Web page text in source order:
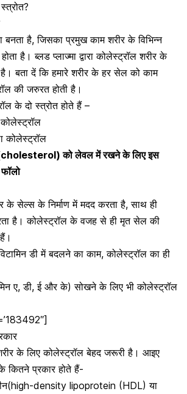
बनता है, जिसका प्रमुख काम शरीर के विभिन्न
होता है। ब्लड प्लाज्मा द्वारा कोलेस्ट्रॉल शरीर के
बता दें कि हमारे शरीर के हर सेल को काम
की जरुरत होती है।
के दो स्त्रोत होते हैं –
कोलेस्ट्रॉल
कोलेस्ट्रॉल
को लेवल में रखने के लिए इस
के सेल्स के निर्माण में मदद करता है, साथ ही
है। कोलेस्ट्रॉल के वजह से ही मृत सेल की
डी में बदलने का काम, कोलेस्ट्रॉल का ही
ए, डी,ईऔर के) सोखने के लिए भी कोलेस्ट्रॉल
के लिए कोलेस्ट्रॉल बेहद जरूरी है। आइए
कितने प्रकार होते हैं-
density lipoprotein (HDL) या